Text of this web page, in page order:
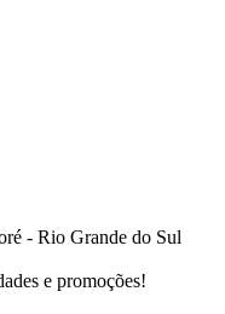
- Rio Grande do Sul
e promoções!